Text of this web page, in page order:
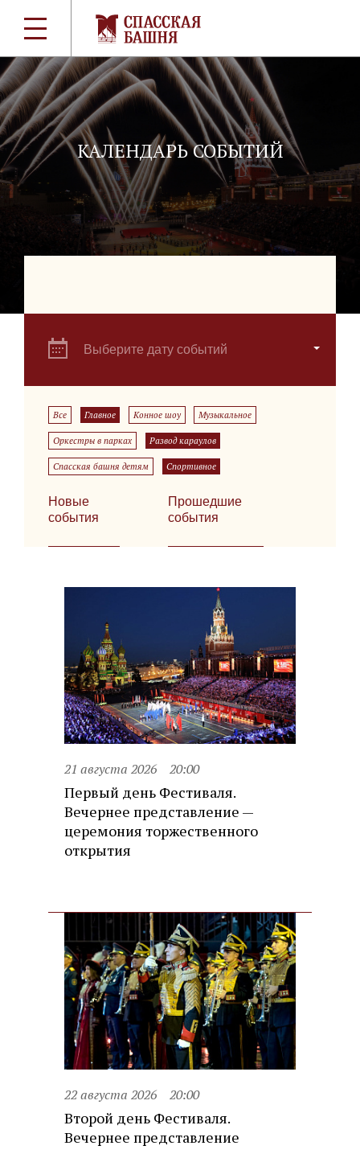
КАЛЕНДАРЬ СОБЫТИЙ
Выберите дату событий
Все Главное Конное шоу Музыкальное
Оркестры в парках Развод караулов
Спасская башня детям Спортивное
Новые
события
Прошедшие
события
21 августа 2026 20:00
Первый день Фестиваля.
Вечернее представление —
церемония торжественного
открытия
22 августа 2026 20:00
Второй день Фестиваля.
Вечернее представление